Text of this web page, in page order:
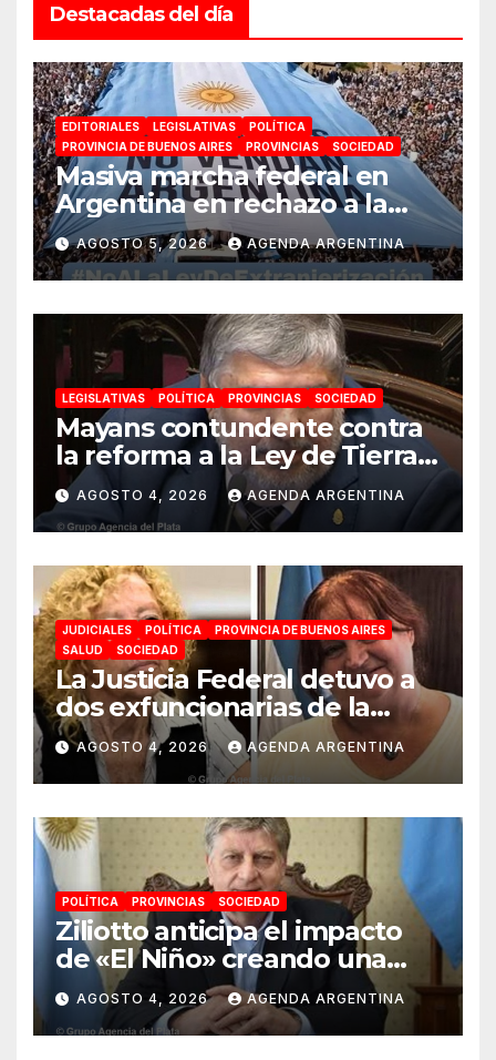
Destacadas del día
EDITORIALES LEGISLATIVAS
POLÍTICA
PROVINCIA DE BUENOS AIRES
PROVINCIAS SOCIEDAD
Masiva marcha federal en
Argentina en rechazo a la
reforma de la Ley de Tierras
impulsada por Milei: «La
soberanía no se negocia»
AGOSTO 5, 2026 AGENDA ARGENTINA
LEGISLATIVAS POLÍTICA PROVINCIAS SOCIEDAD
Mayans contundente contra
la reforma a la Ley de Tierras:
«Esta ley vende el país»
AGOSTO 4, 2026 AGENDA ARGENTINA
JUDICIALES POLÍTICA
PROVINCIA DE BUENOS AIRES
SALUD
SOCIEDAD
La Justicia Federal detuvo a
dos exfuncionarias de la
ANMAT y el INAME por la
causa del fentanilo
contaminado
AGOSTO 4, 2026 AGENDA ARGENTINA
POLÍTICA PROVINCIAS SOCIEDAD
Ziliotto anticipa el impacto
de «El Niño» creando una
«Unidad de Gestión» para
proteger el territorio
pampeano
AGOSTO 4, 2026 AGENDA ARGENTINA